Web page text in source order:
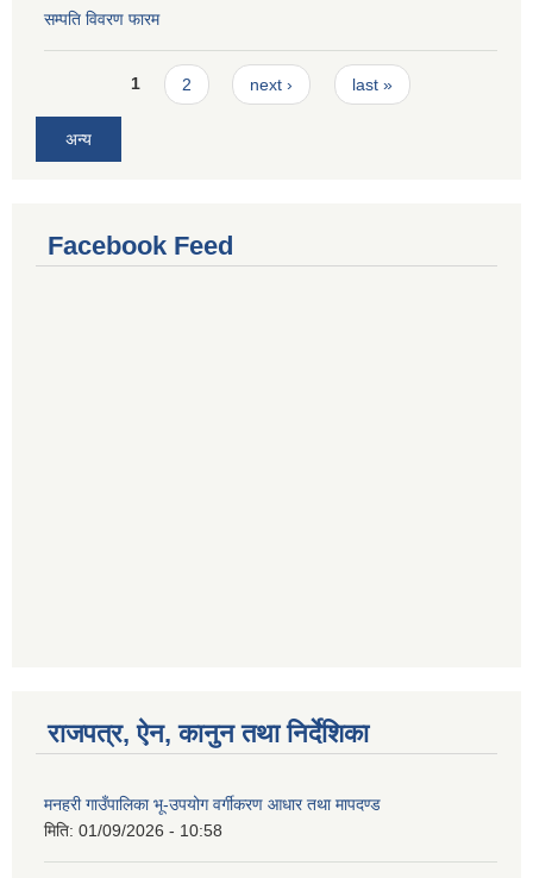
सम्पति विवरण फारम
Pages1 2 next › last »
अन्य
Facebook Feed
राजपत्र, ऐन, कानुन तथा निर्देशिका
मनहरी गाउँपालिका भू-उपयोग वर्गीकरण आधार तथा मापदण्ड
मिति: 01/09/2026 - 10:58